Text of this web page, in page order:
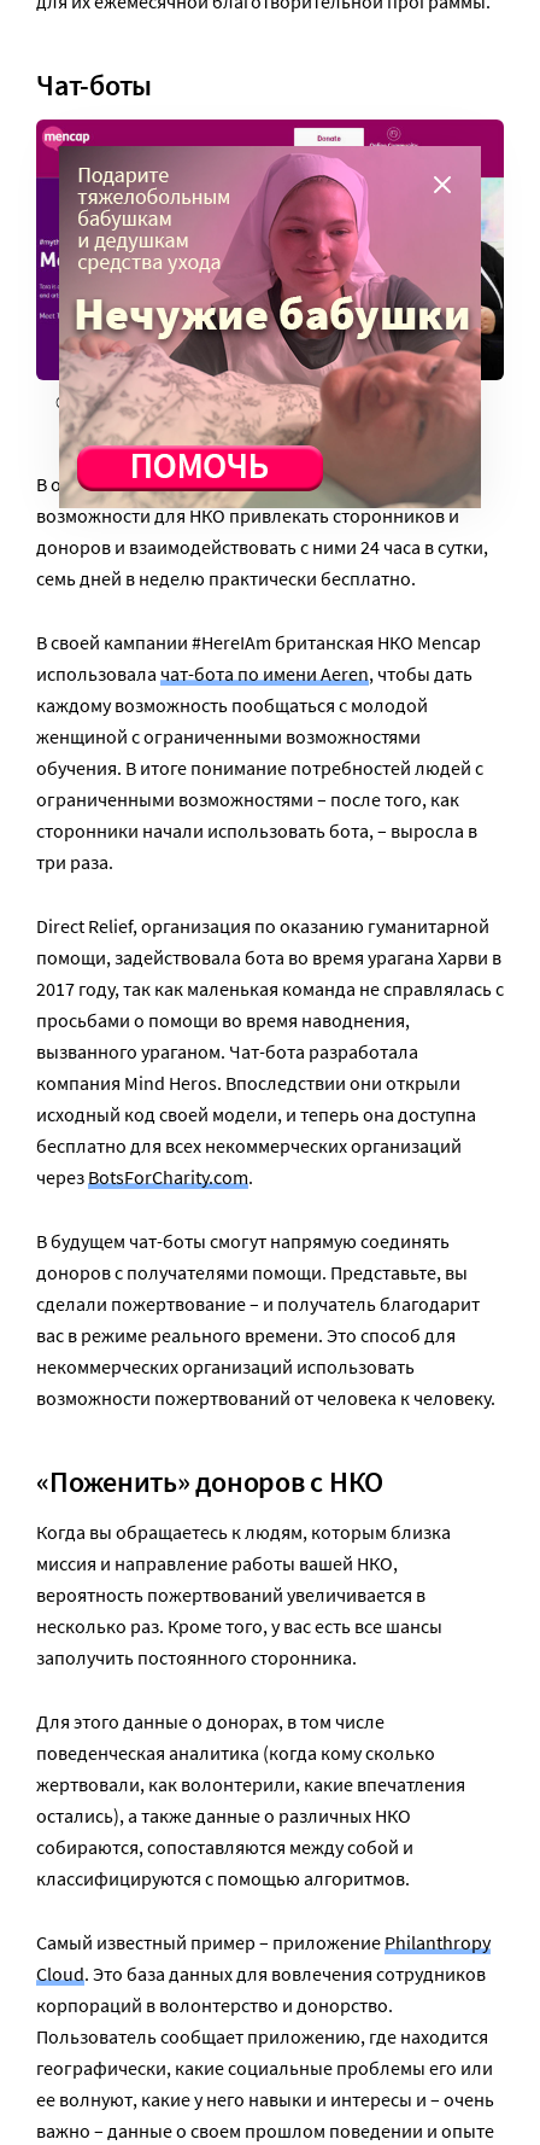
Чат-боты
Скриншот страницы сайта https://www.mencap.org.uk/
В онлайн-фандрайзинге чат-боты расширяют
возможности для НКО привлекать сторонников и
доноров и взаимодействовать с ними 24 часа в сутки,
семь дней в неделю практически бесплатно.
В своей кампании #HereIAm британская НКО Mencap
использовала чат-бота по имени Aeren, чтобы дать
каждому возможность пообщаться с молодой
женщиной с ограниченными возможностями
обучения. В итоге понимание потребностей людей с
ограниченными возможностями – после того, как
сторонники начали использовать бота, – выросла в
три раза.
Direct Relief, организация по оказанию гуманитарной
помощи, задействовала бота во время урагана Харви в
2017 году, так как маленькая команда не справлялась с
просьбами о помощи во время наводнения,
вызванного ураганом. Чат-бота разработала
компания Mind Heros. Впоследствии они открыли
исходный код своей модели, и теперь она доступна
бесплатно для всех некоммерческих организаций
черезBotsForCharity.com.
В будущем чат-боты смогут напрямую соединять
доноров с получателями помощи. Представьте, вы
сделали пожертвование – и получатель благодарит
вас в режиме реального времени. Это способ для
некоммерческих организаций использовать
возможности пожертвований от человека к человеку.
«Поженить» доноров с НКО
Когда вы обращаетесь к людям, которым близка
миссия и направление работы вашей НКО,
вероятность пожертвований увеличивается в
несколько раз. Кроме того, у вас есть все шансы
заполучить постоянного сторонника.
Для этого данные о донорах, в том числе
поведенческая аналитика (когда кому сколько
жертвовали, как волонтерили, какие впечатления
остались), а также данные о различных НКО
собираются, сопоставляются между собой и
классифицируются с помощью алгоритмов.
Самый известный пример – приложениеPhilanthropy
Cloud. Это база данных для вовлечения сотрудников
корпораций в волонтерство и донорство.
Пользователь сообщает приложению, где находится
географически, какие социальные проблемы его или
ее волнуют, какие у него навыки и интересы и – очень
важно – данные о своем прошлом поведении и опыте